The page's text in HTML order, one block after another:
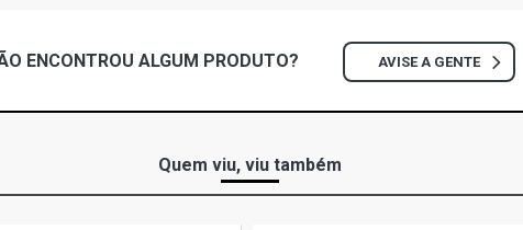
ENCONTROU ALGUM PRODUTO? AVISE A GENTE
Quem viu, viu também